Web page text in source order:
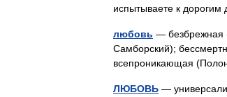
испытываете к
любовь — безбрежная
Самборский);
всепроникающая
ЛЮБОВЬ —